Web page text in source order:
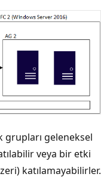
grupları geleneksel
veya bir etki
katılamayabilirler.